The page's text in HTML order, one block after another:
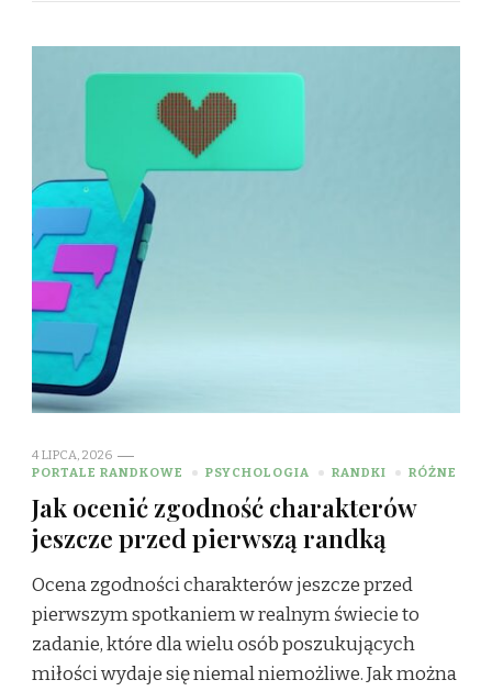
4 LIPCA, 2026
PORTALE RANDKOWE
PSYCHOLOGIA RANDKI RÓŻNE
Jak ocenić zgodność charakterów
jeszcze przed pierwszą randką
Ocena zgodności charakterów jeszcze przed
pierwszym spotkaniem w realnym świecie to
zadanie, które dla wielu osób poszukujących
miłości wydaje się niemal niemożliwe. Jak można